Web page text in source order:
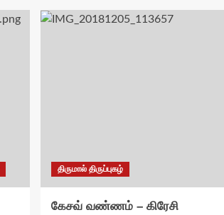
திருமால் திருப்புகழ்
கேசவ் வண்ணம் – கிரேசி